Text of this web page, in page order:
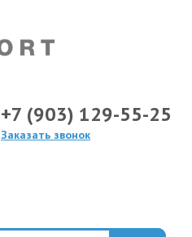
+7 (903) 129-55-25
Заказать звонок